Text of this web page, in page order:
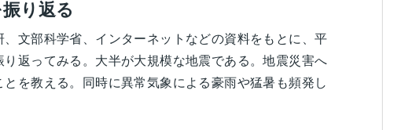
り返る
、文部科学省、インターネットなどの資料をもとに、平
り返ってみる。大半が大規模な地震である。地震災害へ
を教える。同時に異常気象による豪雨や猛暑も頻発し